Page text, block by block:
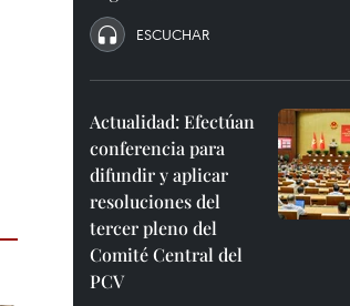
ESCUCHAR
Actualidad: Efectúan
conferencia para
difundir y aplicar
resoluciones del
tercer pleno del
Comité Central del
PCV